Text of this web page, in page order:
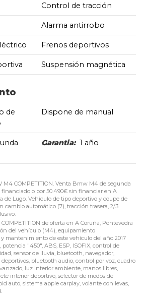
Control de tracción
Alarma antirrobo
Frenos deportivos
Suspensión magnética
de
Dispone de manual
Garantia: 1 año
COMPETITION. Venta Bmw M4 de segunda
financiado o por 50.490€ sin financiar en A
de Lugo. Vehículo de tipo deportivo y coupe de
cambio automático (7), tracción trasera, 2/3
de oferta en A Coruña, Pontevedra
del vehículo (M4), equipamiento
mantenimiento de este vehículo del año 2017
potencia "450", ABS, ESP, ISOFIX, control de
sensor de lluvia, bluetooth, navegador,
bluetooth audio, control por voz, cuadro
luz interior ambiente, manos libres,
interior deportivo, selector de modos de
auto, sistema apple carplay, volante con levas,